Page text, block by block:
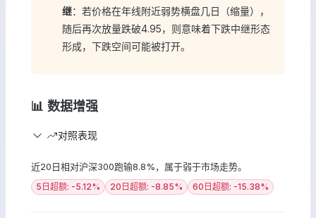
继：若价格在年线附近弱势横盘几日（缩量），
随后再次放量跌破4.95，则意味着下跌中继形态
形成，下跌空间可能被打开。
📊 数据增强
对照表现
近20日相对沪深300跑输8.8%，属于弱于市场走势。
5日超额: -5.12% 20日超额: -8.85% 60日超额: -15.38%